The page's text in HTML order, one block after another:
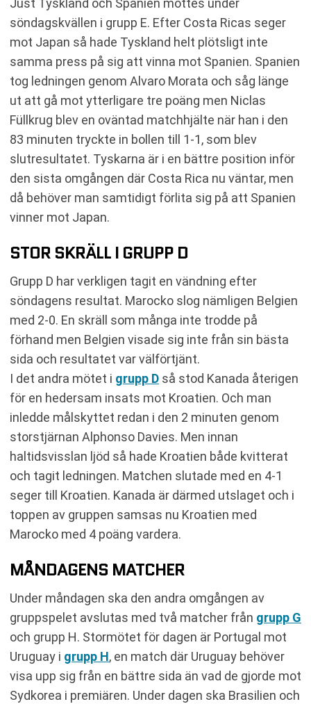
Just Tyskland och Spanien möttes under
söndagskvällen i grupp E. Efter Costa Ricas seger
mot Japan så hade Tyskland helt plötsligt inte
samma press på sig att vinna mot Spanien. Spanien
tog ledningen genom Alvaro Morata och såg länge
ut att gå mot ytterligare tre poäng men Niclas
Füllkrug blev en oväntad matchhjälte när han i den
83 minuten tryckte in bollen till 1-1, som blev
slutresultatet. Tyskarna är i en bättre position inför
den sista omgången där Costa Rica nu väntar, men
då behöver man samtidigt förlita sig på att Spanien
vinner mot Japan.
STOR SKRÄLL I GRUPP D
Grupp D har verkligen tagit en vändning efter
söndagens resultat. Marocko slog nämligen Belgien
med 2-0. En skräll som många inte trodde på
förhand men Belgien visade sig inte från sin bästa
sida och resultatet var välförtjänt.
I det andra mötet i grupp D så stod Kanada återigen
för en hedersam insats mot Kroatien. Och man
inledde målskyttet redan i den 2 minuten genom
storstjärnan Alphonso Davies. Men innan
haltidsvisslan ljöd så hade Kroatien både kvitterat
och tagit ledningen. Matchen slutade med en 4-1
seger till Kroatien. Kanada är därmed utslaget och i
toppen av gruppen samsas nu Kroatien med
Marocko med 4 poäng vardera.
MÅNDAGENS MATCHER
Under måndagen ska den andra omgången av
gruppspelet avslutas med två matcher från grupp G
och grupp H. Stormötet för dagen är Portugal mot
Uruguay i grupp H, en match där Uruguay behöver
visa upp sig från en bättre sida än vad de gjorde mot
Sydkorea i premiären. Under dagen ska Brasilien och